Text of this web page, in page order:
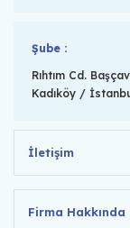
Şube :
Rıhtım Cd.
Kadıköy /
İletişim
Firma Hakkında